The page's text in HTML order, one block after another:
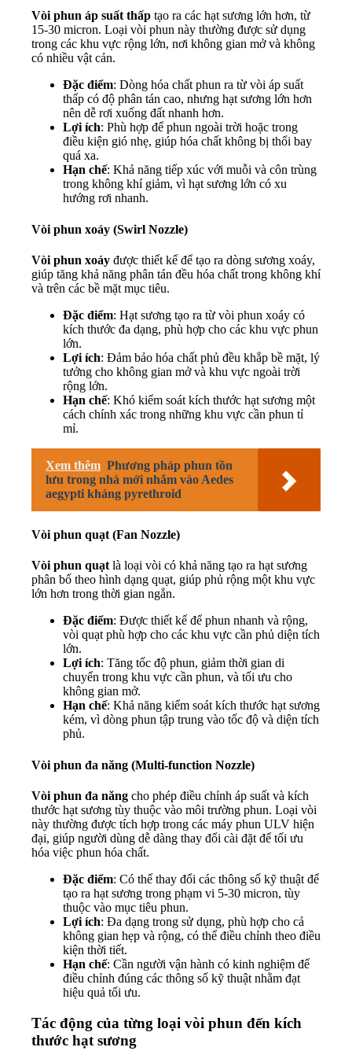
Vòi phun áp suất thấp tạo ra các hạt sương lớn hơn, từ
15-30 micron. Loại vòi phun này thường được sử dụng
trong các khu vực rộng lớn, nơi không gian mở và không
có nhiều vật cản.
Đặc điểm: Dòng hóa chất phun ra từ vòi áp suất
thấp có độ phân tán cao, nhưng hạt sương lớn hơn
nên dễ rơi xuống đất nhanh hơn.
Lợi ích: Phù hợp để phun ngoài trời hoặc trong
điều kiện gió nhẹ, giúp hóa chất không bị thổi bay
quá xa.
Hạn chế: Khả năng tiếp xúc với muỗi và côn trùng
trong không khí giảm, vì hạt sương lớn có xu
hướng rơi nhanh.
Vòi phun xoáy (Swirl Nozzle)
Vòi phun xoáy được thiết kế để tạo ra dòng sương xoáy,
giúp tăng khả năng phân tán đều hóa chất trong không khí
và trên các bề mặt mục tiêu.
Đặc điểm: Hạt sương tạo ra từ vòi phun xoáy có
kích thước đa dạng, phù hợp cho các khu vực phun
lớn.
Lợi ích: Đảm bảo hóa chất phủ đều khắp bề mặt, lý
tưởng cho không gian mở và khu vực ngoài trời
rộng lớn.
Hạn chế: Khó kiểm soát kích thước hạt sương một
cách chính xác trong những khu vực cần phun tỉ
mỉ.
Xem thêm Phương pháp phun tồn
lưu trong nhà mới nhắm vào Aedes
aegypti kháng pyrethroid
Vòi phun quạt (Fan Nozzle)
Vòi phun quạt là loại vòi có khả năng tạo ra hạt sương
phân bố theo hình dạng quạt, giúp phủ rộng một khu vực
lớn hơn trong thời gian ngắn.
Đặc điểm: Được thiết kế để phun nhanh và rộng,
vòi quạt phù hợp cho các khu vực cần phủ diện tích
lớn.
Lợi ích: Tăng tốc độ phun, giảm thời gian di
chuyển trong khu vực cần phun, và tối ưu cho
không gian mở.
Hạn chế: Khả năng kiểm soát kích thước hạt sương
kém, vì dòng phun tập trung vào tốc độ và diện tích
phủ.
Vòi phun đa năng (Multi-function Nozzle)
Vòi phun đa năng cho phép điều chỉnh áp suất và kích
thước hạt sương tùy thuộc vào môi trường phun. Loại vòi
này thường được tích hợp trong các máy phun ULV hiện
đại, giúp người dùng dễ dàng thay đổi cài đặt để tối ưu
hóa việc phun hóa chất.
Đặc điểm: Có thể thay đổi các thông số kỹ thuật để
tạo ra hạt sương trong phạm vi 5-30 micron, tùy
thuộc vào mục tiêu phun.
Lợi ích: Đa dạng trong sử dụng, phù hợp cho cả
không gian hẹp và rộng, có thể điều chỉnh theo điều
kiện thời tiết.
Hạn chế: Cần người vận hành có kinh nghiệm để
điều chỉnh đúng các thông số kỹ thuật nhằm đạt
hiệu quả tối ưu.
Tác động của từng loại vòi phun đến kích
thước hạt sương